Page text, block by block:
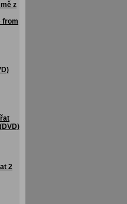
z
from
2